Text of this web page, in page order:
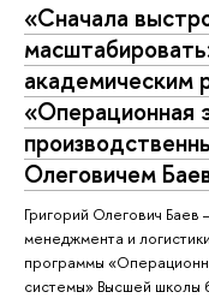
«Сначала
академическим
«Операционная
Олеговичем
Григорий Олегович
менеджмента и
программы
системы» Высшей школы